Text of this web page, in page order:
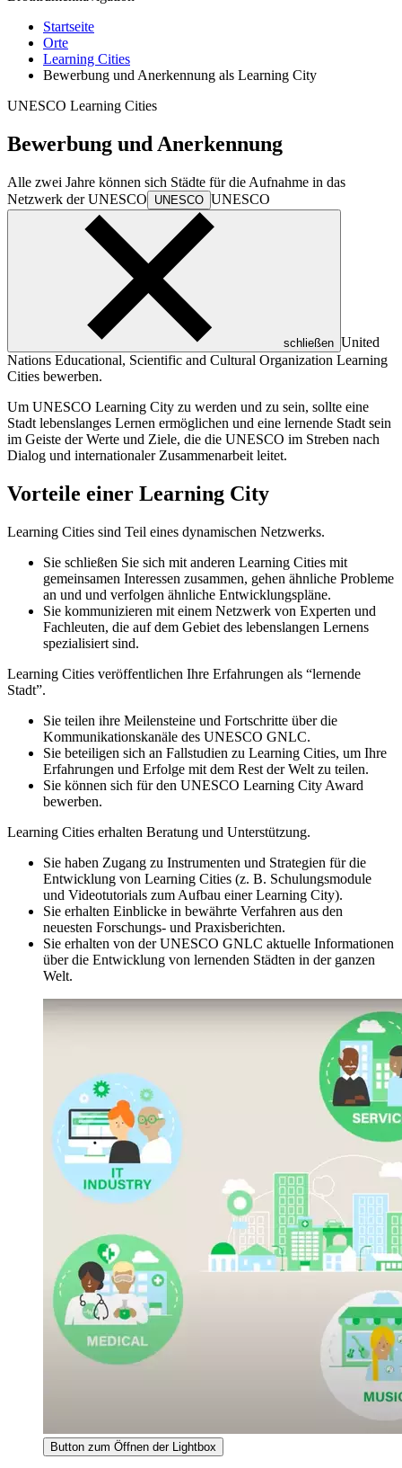
Startseite
Orte
Learning Cities
Bewerbung und Anerkennung als Learning City
UNESCO Learning Cities
Bewerbung und Anerkennung
Alle zwei Jahre können sich Städte für die Aufnahme in das
Netzwerk derUNESCO UNESCO UNESCO
schließen United
Nations Educational, Scientific and Cultural Organization Learning
Cities bewerben.
Um UNESCO Learning City zu werden und zu sein, sollte eine
Stadt lebenslanges Lernen ermöglichen und eine lernende Stadt sein
im Geiste der Werte und Ziele, die die UNESCO im Streben nach
Dialog und internationaler Zusammenarbeit leitet.
Vorteile einer Learning City
Learning Cities sind Teil eines dynamischen Netzwerks.
Sie schließen Sie sich mit anderen Learning Cities mit
gemeinsamen Interessen zusammen, gehen ähnliche Probleme
an und und verfolgen ähnliche Entwicklungspläne.
Sie kommunizieren mit einem Netzwerk von Experten und
Fachleuten, die auf dem Gebiet des lebenslangen Lernens
spezialisiert sind.
Learning Cities veröffentlichen Ihre Erfahrungen als “lernende
Stadt”.
Sie teilen ihre Meilensteine und Fortschritte über die
Kommunikationskanäle des UNESCO GNLC.
Sie beteiligen sich an Fallstudien zu Learning Cities, um Ihre
Erfahrungen und Erfolge mit dem Rest der Welt zu teilen.
Sie können sich für den UNESCO Learning City Award
bewerben.
Learning Cities erhalten Beratung und Unterstützung.
Sie haben Zugang zu Instrumenten und Strategien für die
Entwicklung von Learning Cities (z. B. Schulungsmodule
und Videotutorials zum Aufbau einer Learning City).
Sie erhalten Einblicke in bewährte Verfahren aus den
neuesten Forschungs- und Praxisberichten.
Sie erhalten von der UNESCO GNLC aktuelle Informationen
über die Entwicklung von lernenden Städten in der ganzen
Welt.
Button zum Öffnen der Lightbox